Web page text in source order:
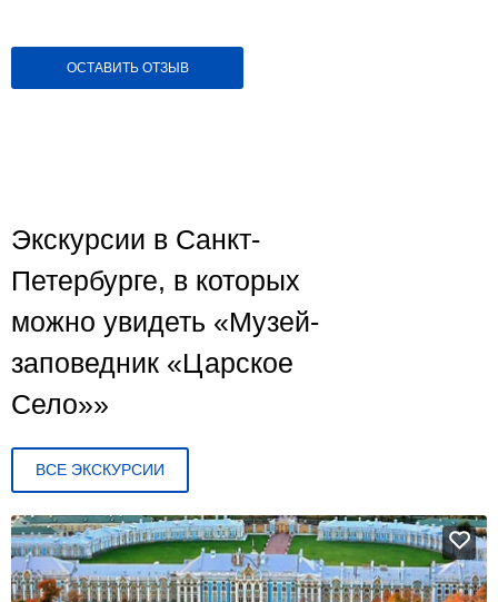
ОСТАВИТЬ ОТЗЫВ
Экскурсии в Санкт-
Петербурге, в которых
можно увидеть «Музей-
заповедник «Царское
Село»»
ВСЕ ЭКСКУРСИИ